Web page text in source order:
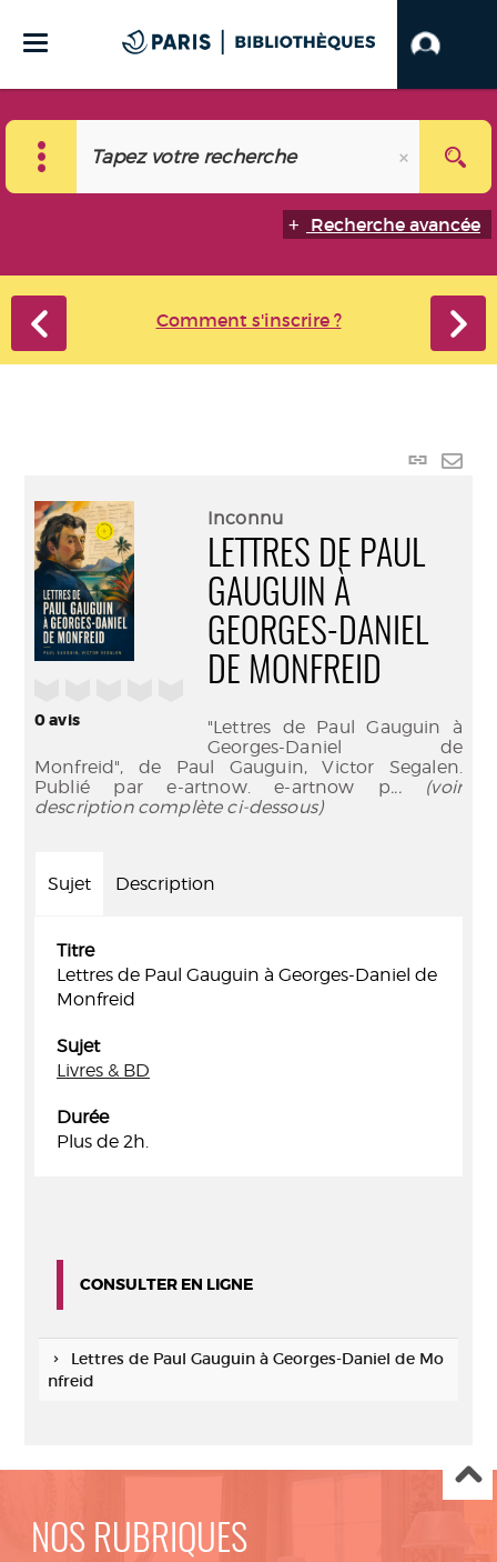
Recherche avancée
Comment s'inscrire ?
Lien
0avis
Inconnu
LETTRES DE PAUL
GAUGUIN À
GEORGES-DANIEL
DE MONFREID
"Lettres de Paul Gauguin à
Georges-Daniel de
Monfreid", de Paul Gauguin, Victor Segalen.
Publié par e-artnow. e-artnow p... (voir
description complète ci-dessous)
Sujet Description
Titre
Lettres de Paul Gauguin à Georges-Daniel de
Monfreid
Sujet
Livres & BD
Durée
Plus de 2h.
CONSULTER EN LIGNE
Lettres de Paul Gauguin à Georges-Daniel de Mo
nfreid
NOS RUBRIQUES